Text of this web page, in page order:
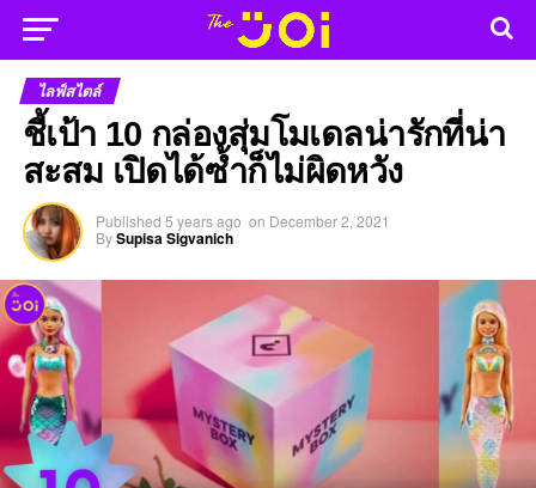
ไลฟ์สไตล์
ชี้เป้า 10 กล่องสุ่มโมเดลน่ารักที่น่า
สะสม เปิดได้ซ้ำก็ไม่ผิดหวัง
Published 5 years ago on December 2, 2021
BySupisa Sigvanich